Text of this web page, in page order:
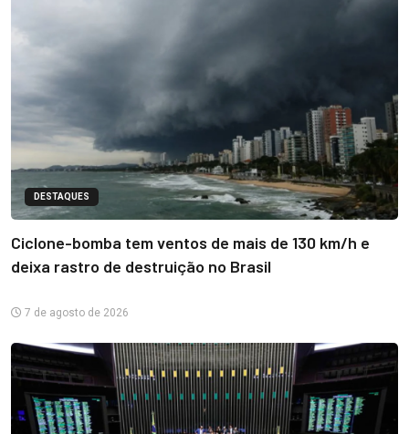
DESTAQUES
Ciclone-bomba tem ventos de mais de 130 km/h e
deixa rastro de destruição no Brasil
7 de agosto de 2026